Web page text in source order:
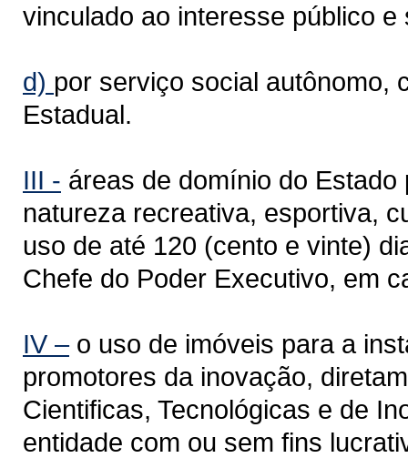
vinculado ao interesse público e
d) por serviço social autônomo,
Estadual.
III - áreas de domínio do
natureza recreativa, esportiva,
uso de até 120 (cento e vinte)
Chefe do Poder Executivo, em
IV –o uso de imóveis para a
promotores da inovação,
Cientificas, Tecnológicas e de
entidade com ou sem fins